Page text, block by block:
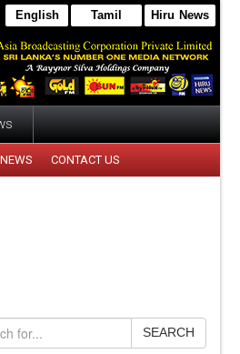
English Tamil Hiru News
CONTACT US
SEARCH